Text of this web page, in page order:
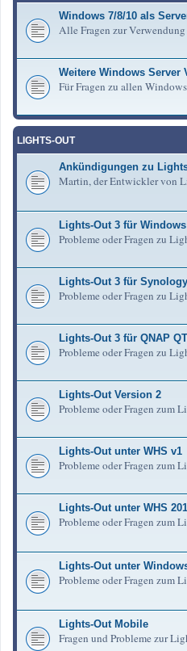
Windows 7/8/10 als
Alle Fragen zur
Weitere Windows Server
Für Fragen zu allen
LIGHTS-OUT
Ankündigungen zu
Martin, der Entwickler von
Lights-Out 3 für Windows
Probleme oder Fragen zu
Lights-Out 3 für
Probleme oder Fragen zu
Lights-Out 3 für QNAP
Probleme oder Fragen zu
Lights-Out Version 2
Probleme oder Fragen zum
Lights-Out unter WHS v1
Probleme oder Fragen zum
Lights-Out unter WHS
Probleme oder Fragen zum
Lights-Out unter
Probleme oder Fragen zum
Lights-Out Mobile
Fragen und Probleme zur